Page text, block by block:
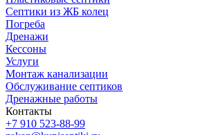
Септики из ЖБ колец
Погреба
Дренажи
Кессоны
Услуги
Монтаж канализации
Обслуживание септиков
Дренажные работы
Контакты
+7 910 523-88-99